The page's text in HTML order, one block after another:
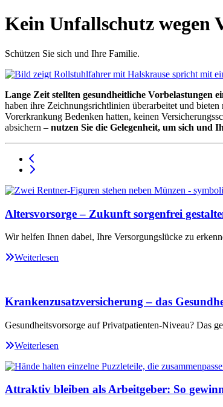
Kein Unfallschutz wegen
Schützen Sie sich und Ihre Familie.
Lange Zeit stellten gesundheitliche Vorbelastungen
haben ihre Zeichnungsrichtlinien überarbeitet und
Vorerkrankung Bedenken hatten, keinen
absichern – nutzen Sie die Gelegenheit, um sich und
Altersvorsorge – Zukunft sorgenfrei
Wir helfen Ihnen dabei, Ihre Versorgungslücke zu
Weiterlesen
Krankenzusatzversicherung – das
Gesundheitsvorsorge auf Privatpatienten-Niveau? Das
Weiterlesen
Attraktiv bleiben als Arbeitgeber: So